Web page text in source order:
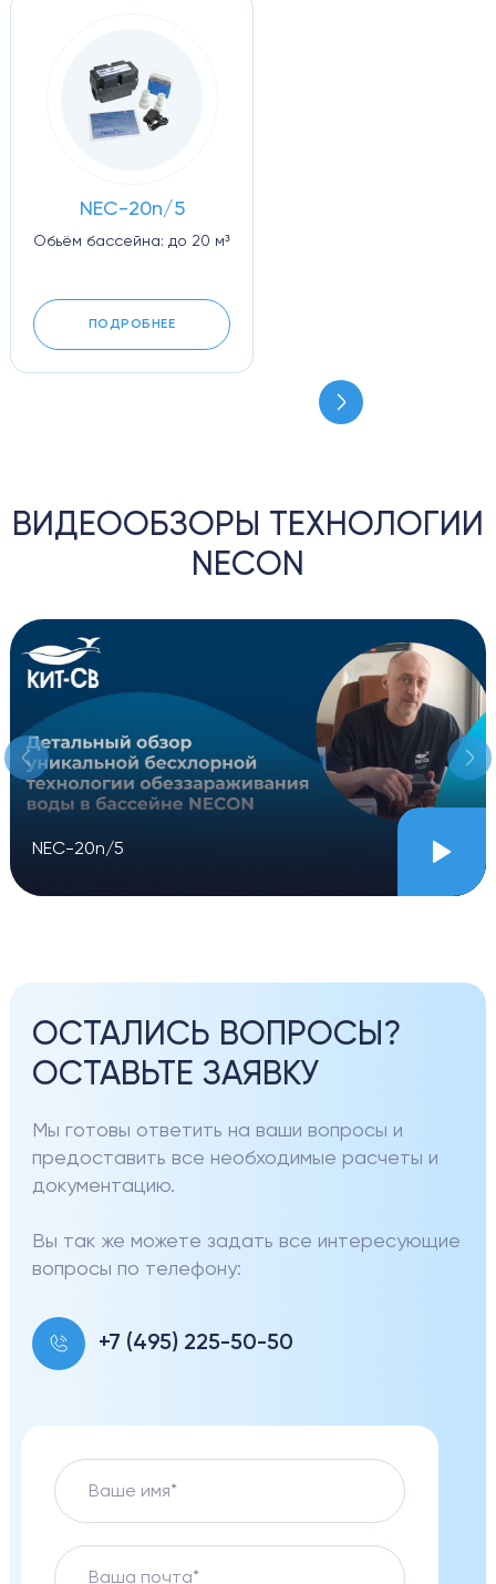
NEC-20n/5
Обьём бассейна: до 20 м³
ПОДРОБНЕЕ
ВИДЕООБЗОРЫ ТЕХНОЛОГИИ
NECON
NEC-20n/5
ОСТАЛИСЬ ВОПРОСЫ?
ОСТАВЬТЕ ЗАЯВКУ
Мы готовы ответить на ваши вопросы и
предоставить все необходимые расчеты и
документацию.
Вы так же можете задать все интересующие
вопросы по телефону:
+7 (495) 225-50-50